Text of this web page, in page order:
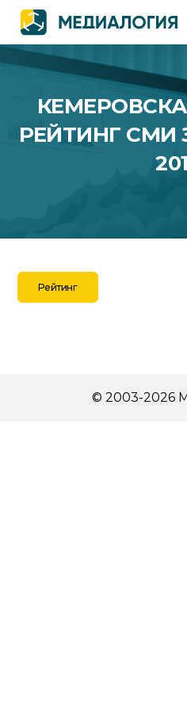
РЕЙТИНГ СМИ
Рейтинг
© 2003-2026